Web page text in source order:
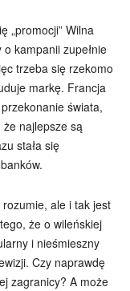
„promocji” Wilna
o kampanii zupełnie
trzeba się rzekomo
markę. Francja
świata,
najlepsze są
stała się
rozumie, ale i tak jest
że o wileńskiej
i nieśmieszny
Czy naprawdę
zagranicy? A może